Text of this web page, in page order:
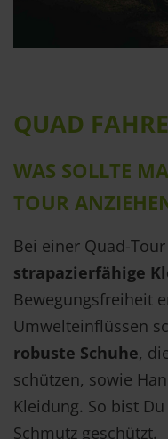
QUAD
WAS SOLLTE
TOUR
Bei einer Quad-
strapazierfähige
Bewegungsfreiheit
Umwelteinflüssen
robuste Schuhe,
schützen, sowie
Kleidung. So bist
Schmutz geschützt.